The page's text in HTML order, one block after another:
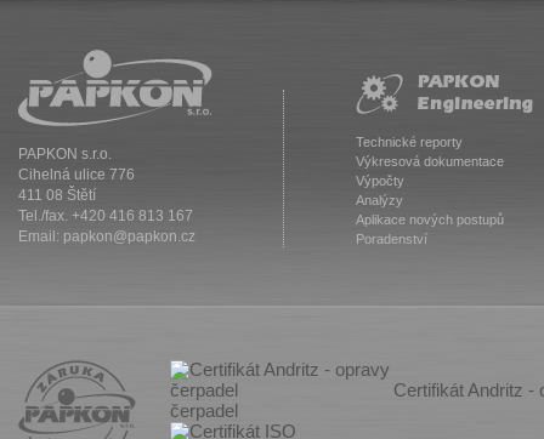
PAPKON s.r.o.
Cihelná ulice 776
411 08 Štětí
Tel./fax. +420 416 813 167
Email: papkon@papkon.cz
Technické reporty
Výkresová dokumentace
Výpočty
Analýzy
Aplikace nových postupů
Poradenství
Certifikát Andritz -
čerpadel